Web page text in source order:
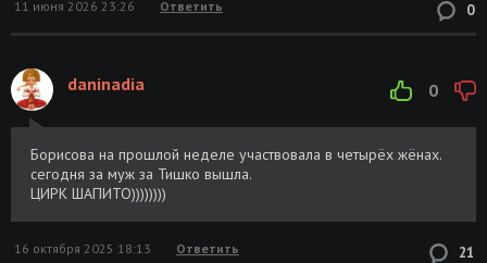
0
11 июня 2026 23:26 Ответить
0
daninadia
Борисова на прошлой неделе участвовала в четырёх жёнах.
сегодня за муж за Тишко вышла.
ЦИРК ШАПИТО))))))))
21
16 октября 2025 18:13 Ответить